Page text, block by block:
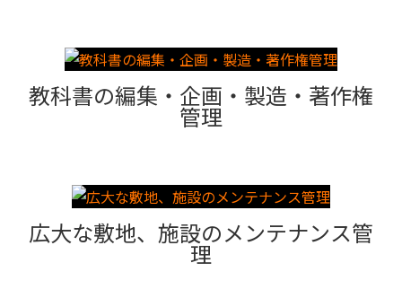
教科書の編集・企画・製造・著作権
管理
広大な敷地、施設のメンテナンス管
理